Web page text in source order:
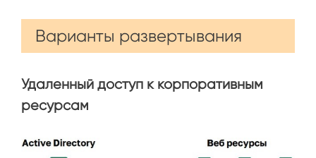
Варианты развертывания
Удаленный доступ к корпоративным
ресурсам